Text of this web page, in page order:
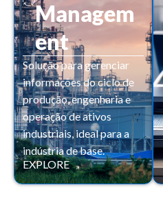
Managem
ent
Solução para gerenciar
informações do ciclo de
produção, engenharia e
operação de ativos
industriais, ideal para a
indústria de base.
EXPLORE